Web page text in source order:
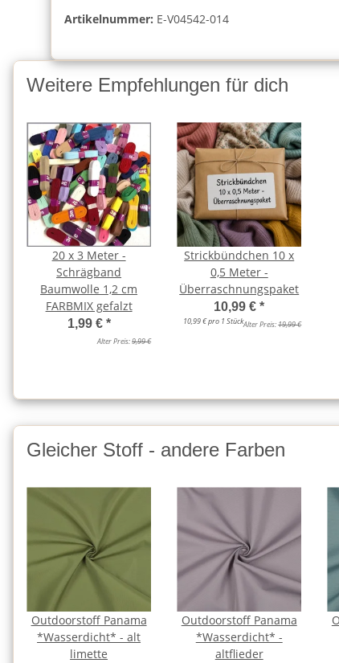
Artikelnummer: E-V04542-014
Weitere Empfehlungen für dich
20 x 3 Meter -
Schrägband
Baumwolle 1,2 cm
FARBMIX gefalzt
1,99 € *
Alter Preis:9,99 €
Strickbündchen 10 x
0,5 Meter -
Überraschnungspaket
10,99 €*
10,99 € pro 1 StückAlter Preis:19,99 €
Gleicher Stoff - andere Farben
Outdoorstoff Panama
*Wasserdicht* - alt
limette
Outdoorstoff Panama
*Wasserdicht* -
altflieder